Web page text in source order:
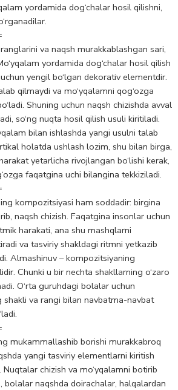
yordamida dog‘chalar hosil qilishni,
va naqsh murakkablashgan sari,
yordamida dog‘chalar hosil qilish
yengil bo‘lgan dekorativ elementdir.
qilmaydi va mo‘yqalamni qog‘ozga
Shuning uchun naqsh chizishda avval
so‘ng nuqta hosil qilish usuli kiritiladi.
bilan ishlashda yangi usulni talab
holatda ushlash lozim, shu bilan birga,
yetarlicha rivojlangan bo‘lishi kerak,
faqatgina uchi bilangina tekkiziladi.
kompozitsiyasi ham soddadir: birgina
naqsh chizish. Faqatgina insonlar uchun
harakati, ana shu mashqlarni
va tasviriy shakldagi ritmni yetkazib
Almashinuv – kompozitsiyaning
Chunki u bir nechta shakllarning o‘zaro
O‘rta guruhdagi bolalar uchun
va rangi bilan navbatma-navbat
mukammallashib borishi murakkabroq
yangi tasviriy elementlarni kiritish
Nuqtalar chizish va mo‘yqalamni botirib
bolalar naqshda doirachalar, halqalardan